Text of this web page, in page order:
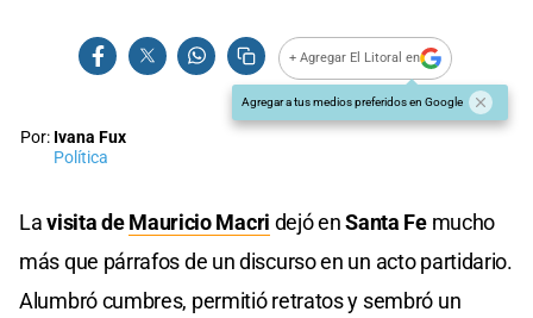
+ Agregar El Litoral en
Agregar a tus medios preferidos en Google
Por: Ivana Fux
Política
Lavisita deMauricio Macri dejó enSanta Fe mucho
más que párrafos de un discurso en un acto partidario.
Alumbró cumbres, permitió retratos y sembró un